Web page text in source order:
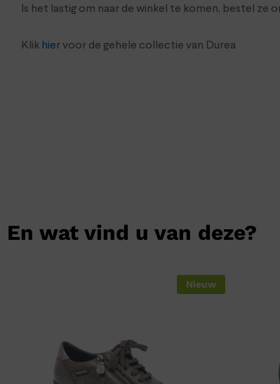
Is het lastig om naar de winkel te komen, bestel ze
Klik hiervoor de gehele collectie van Durea
En wat vind u van deze?
Nieuw